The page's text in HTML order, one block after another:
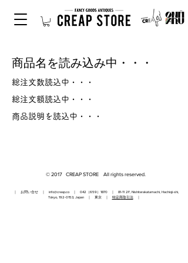
商品名を読み込み中・・・
総注文数読込中・・・
総注文額読込中・・・
商品説明を読込中・・・
© 2017 CREAP STORE All rights reserved.
｜ お問い合せ ｜ info@creap.co｜ 042（659）1870 ｜ 81-11 2F, Nishiterakatamachi, Hachioji-shi,
Tokyo, 192-0153, Japan ｜ 東京 ｜ 特定商取引法｜